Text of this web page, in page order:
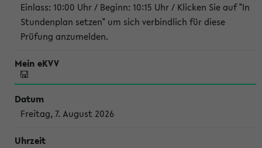
Einlass: 10:00 Uhr / Beginn: 10:15 Uhr / Klicken Sie auf "In
Stundenplan setzen" um sich verbindlich für diese
Prüfung anzumelden.
Freitag, 7. August 2026